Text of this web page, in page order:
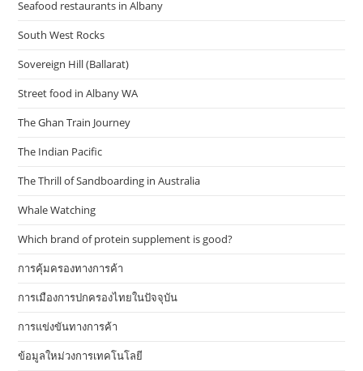
Seafood restaurants in Albany
South West Rocks
Sovereign Hill (Ballarat)
Street food in Albany WA
The Ghan Train Journey
The Indian Pacific
The Thrill of Sandboarding in Australia
Whale Watching
Which brand of protein supplement is good?
การคุ้มครองทางการค้า
การเมืองการปกครองไทยในปัจจุบัน
การแข่งขันทางการค้า
ข้อมูลใหม่วงการเทคโนโลยี